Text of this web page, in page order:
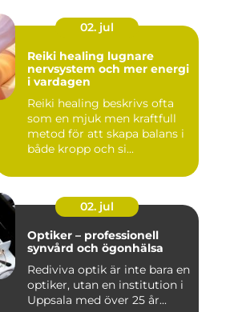
02. jul
Reiki healing lugnare
nervsystem och mer energi
i vardagen
Reiki healing beskrivs ofta
som en mjuk men kraftfull
metod för att skapa balans i
både kropp och si...
02. jul
Optiker – professionell
synvård och ögonhälsa
Rediviva optik är inte bara en
optiker, utan en institution i
Uppsala med över 25 år...